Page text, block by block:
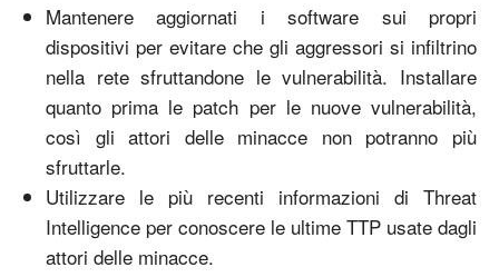
Mantenere aggiornati i software sui propri
dispositivi per evitare che gli aggressori si infiltrino
nella rete sfruttandone le vulnerabilità. Installare
quanto prima le patch per le nuove vulnerabilità,
così gli attori delle minacce non potranno più
sfruttarle.
Utilizzare le più recenti informazioni di Threat
Intelligence per conoscere le ultime TTP usate dagli
attori delle minacce.